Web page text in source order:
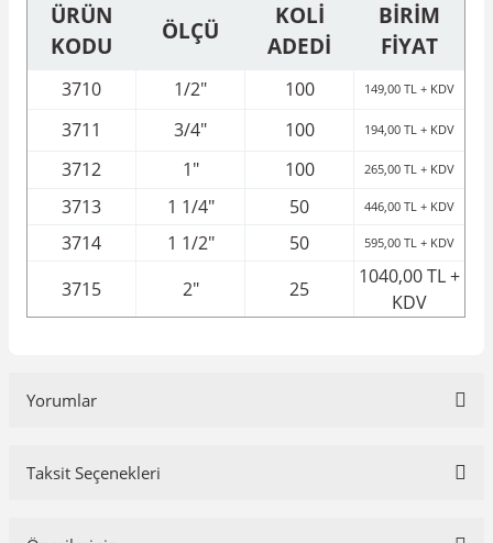
ÜRÜN
KODU
ÖLÇÜ
KOLİ
ADEDİ
BİRİM
FİYAT
3710 1/2" 100 149,00 TL + KDV
3711 3/4" 100 194,00 TL + KDV
3712 1" 100 265,00 TL + KDV
3713 1 1/4" 50 446,00 TL + KDV
3714 1 1/2" 50 595,00 TL + KDV
3715 2" 25
1040,00 TL +
KDV
Yorumlar
Taksit Seçenekleri